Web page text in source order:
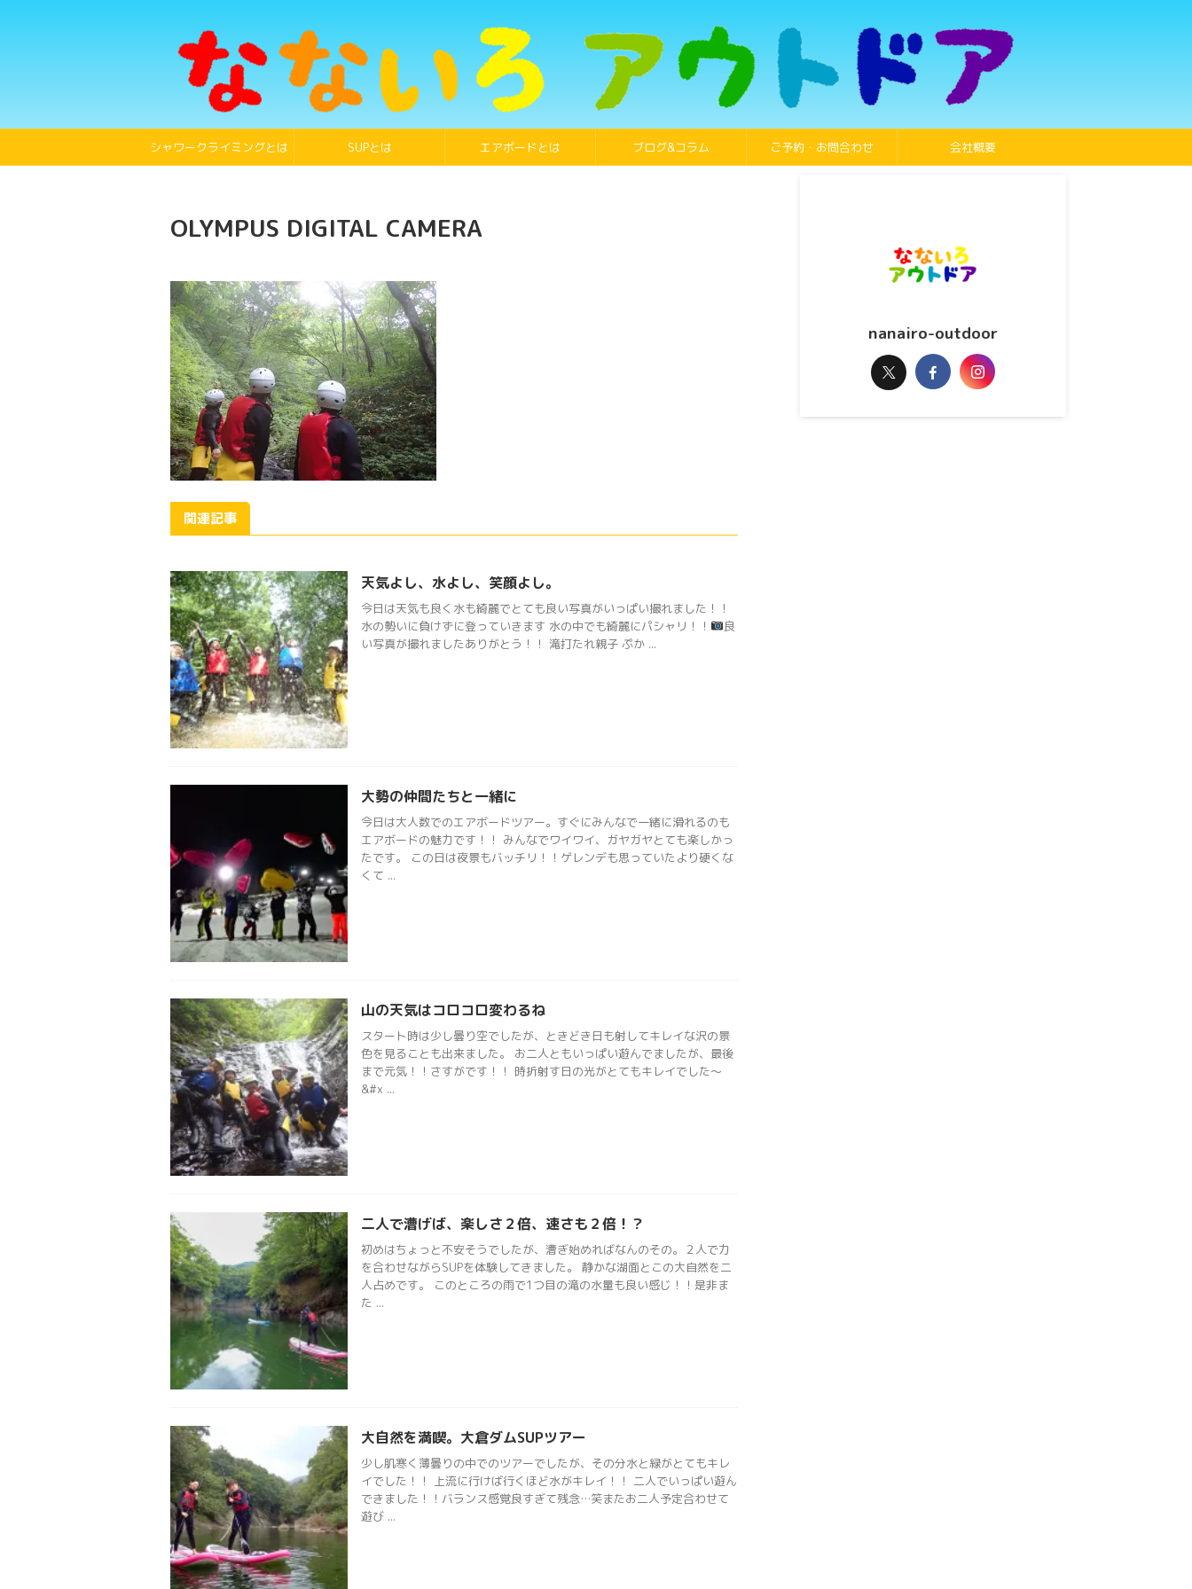
シャワークライミングとは SUPとは エアボードとは ブログ&コラム ご予約・お問合わせ 会社概要
OLYMPUS DIGITAL CAMERA
関連記事
天気よし、水よし、笑顔よし。
今日は天気も良く水も綺麗でとても良い写真がいっぱい撮れました！！
水の勢いに負けずに登っていきます 水の中でも綺麗にパシャリ！！
良
い写真が撮れましたありがとう！！ 滝打たれ親子 ぷか ...
大勢の仲間たちと一緒に
今日は大人数でのエアボードツアー。すぐにみんなで一緒に滑れるのも
エアボードの魅力です！！ みんなでワイワイ、ガヤガヤとても楽しかっ
たです。 この日は夜景もバッチリ！！ゲレンデも思っていたより硬くな
くて ...
山の天気はコロコロ変わるね
スタート時は少し曇り空でしたが、ときどき日も射してキレイな沢の景
色を見ることも出来ました。 お二人ともいっぱい遊んでましたが、最後
まで元気！！さすがです！！ 時折射す日の光がとてもキレイでした〜
&#x ...
二人で漕げば、楽しさ２倍、速さも２倍！？
初めはちょっと不安そうでしたが、漕ぎ始めればなんのその。２人で力
を合わせながらSUPを体験してきました。 静かな湖面とこの大自然を二
人占めです。 このところの雨で1つ目の滝の水量も良い感じ！！是非ま
た ...
大自然を満喫。大倉ダムSUPツアー
少し肌寒く薄曇りの中でのツアーでしたが、その分水と緑がとてもキレ
イでした！！ 上流に行けば行くほど水がキレイ！！ 二人でいっぱい遊ん
できました！！バランス感覚良すぎて残念…笑またお二人予定合わせて
遊び ...
nanairo-outdoor